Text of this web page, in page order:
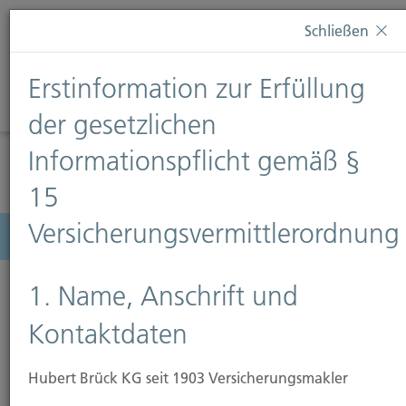
Diese Webseite verwendet Cookies. Wenn Sie weiterhin
Informationen finden Sie auf unserer SeiteDatenschutz
Diese Nachricht nicht erneut anzeigen
Menü
Schließen
Erstinformation zur Erfüllung
der gesetzlichen
Informationspflicht gemäß §
15
Versicherungsvermittlerordnung
1. Name, Anschrift und
Kontaktdaten
Hubert Brück KG seit 1903 Versicherungsmakler